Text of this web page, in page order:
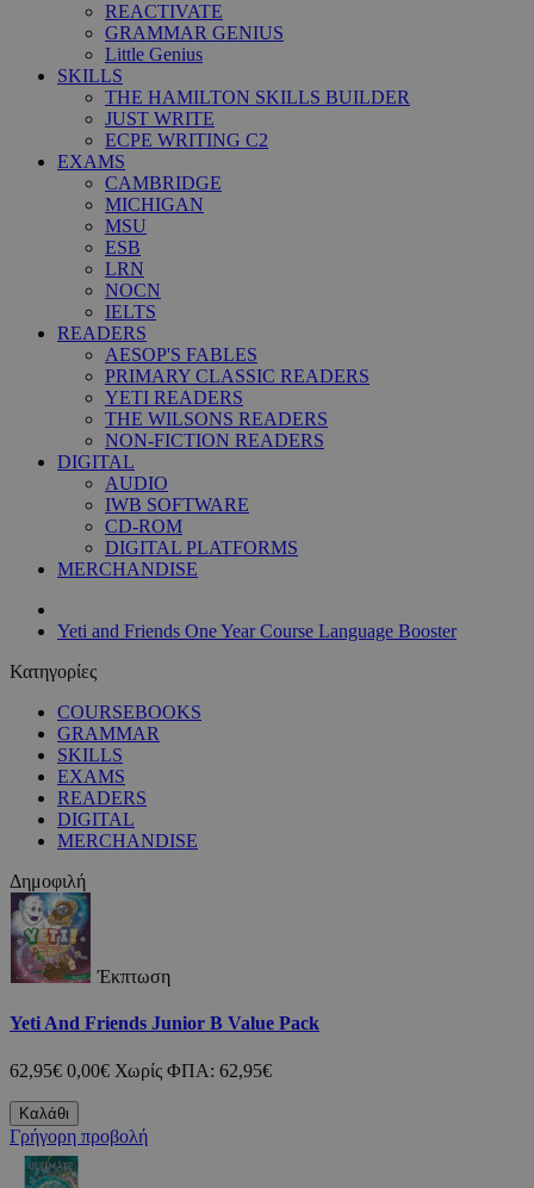
REACTIVATE
GRAMMAR GENIUS
Little Genius
SKILLS
THE HAMILTON SKILLS BUILDER
JUST WRITE
ECPE WRITING C2
EXAMS
CAMBRIDGE
MICHIGAN
MSU
ESB
LRN
NOCN
IELTS
READERS
AESOP'S FABLES
PRIMARY CLASSIC READERS
YETI READERS
THE WILSONS READERS
NON-FICTION READERS
DIGITAL
AUDIO
IWB SOFTWARE
CD-ROM
DIGITAL PLATFORMS
MERCHANDISE
Yeti and Friends One Year Course Language Booster
Κατηγορίες
COURSEBOOKS
GRAMMAR
SKILLS
EXAMS
READERS
DIGITAL
MERCHANDISE
Δημοφιλή
Έκπτωση
Yeti And Friends Junior B Value Pack
62,95€ 0,00€ Χωρίς ΦΠΑ: 62,95€
Καλάθι
Γρήγορη προβολή